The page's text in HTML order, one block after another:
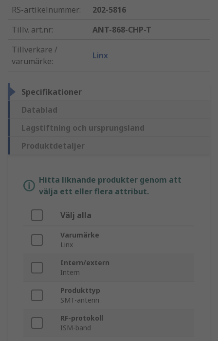
RS-artikelnummer:
202-5816
Tillv. art.nr:
ANT-868-CHP-T
Tillverkare /
varumärke:
Linx
Specifikationer
Datablad
Lagstiftning och ursprungsland
Produktdetaljer
Hitta liknande produkter genom att
välja ett eller flera attribut.
Välj alla
Varumärke
Linx
Intern/extern
Intern
Produkttyp
SMT-antenn
RF-protokoll
ISM-band